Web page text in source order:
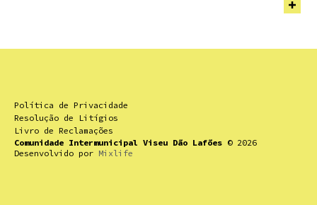
Política de Privacidade
Resolução de Litígios
Livro de Reclamações
Comunidade Intermunicipal Viseu Dão Lafões © 2026
Desenvolvido por Mixlife